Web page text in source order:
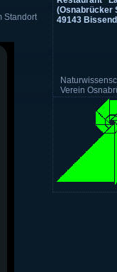
(Osnabrücker
49143
Verein
Standort